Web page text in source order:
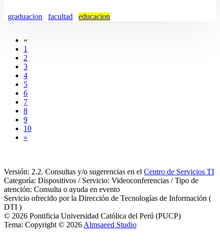
graduacion facultad educacion
«
1
2
3
4
5
6
7
8
9
10
»
Versión: 2.2. Consultas y/o sugerencias en el Centro de Servicios TI
Categoría: Dispositivos / Servicio: Videoconferencias / Tipo de
atención: Consulta o ayuda en evento
Servicio ofrecido por la Dirección de Tecnologías de Información (
DTI )
© 2026 Pontificia Universidad Católica del Perú (PUCP)
Tema: Copyright © 2026 Almsaeed Studio